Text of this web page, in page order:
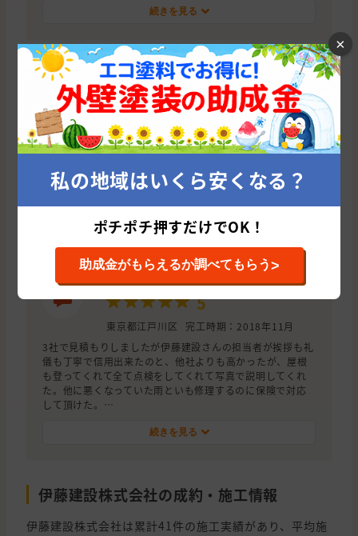
がみ親切に対応され、早く修理して下さいました。
続きを見る
この施工店の評価
5
東京都江戸川区
完工時期：2022年04月
塗装を考えたきっかけが屋根の点検、補修にありました。
見積もりに来られた業者さんの中で唯一、その場で屋根ま
に詳しそうな業者さんということでこの業者さんに依頼す
ることを決めました。屋根補修含めた価格も妥当なもので
した。
続きを見る
この施工店の評価
5
東京都江戸川区
完工時期：2018年11月
3社で見積もりしましたが伊藤建設さんの担当者が挨拶も礼
儀も丁寧で信用出来たのと、他社よりも高かったが、屋根
も登ってくれて全て点検をしてくれて写真で説明してくれ
た。他に悪くなっていた雨といも修理するのに保険で対応
して頂けた。
続きを見る
伊藤建設株式会社の成約・施工情報
伊藤建設株式会社は累計41件の施工実績があり、平均施
×
私の地域はいくら安くなる？
ポチポチ押すだけでOK！
助成金がもらえるか調べてもらう>